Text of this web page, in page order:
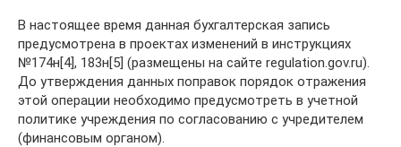
В настоящее время данная бухгалтерская запись
предусмотрена в проектах изменений в инструкциях
№174н[4], 183н[5] (размещены на сайте regulation.gov.ru).
До утверждения данных поправок порядок отражения
этой операции необходимо предусмотреть в учетной
политике учреждения по согласованию с учредителем
(финансовым органом).